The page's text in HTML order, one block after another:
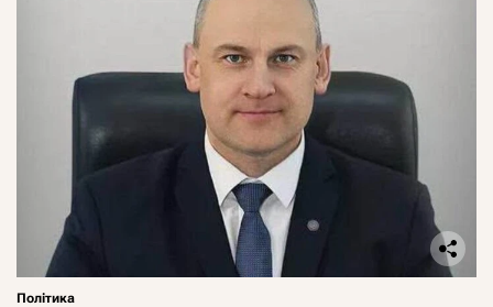
Політика